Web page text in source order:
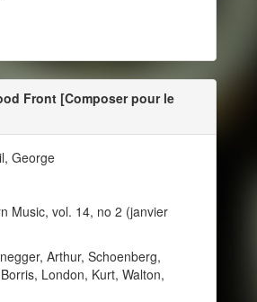
Front [Composer pour le
George
Music, vol. 14, no 2 (janvier
Arthur, Schoenberg,
London, Kurt, Walton,